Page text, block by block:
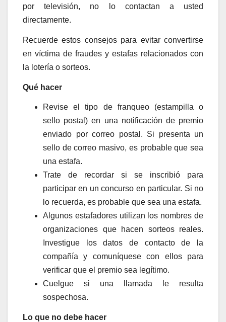
por televisión, no lo contactan a usted
directamente.
Recuerde estos consejos para evitar convertirse
en víctima de fraudes y estafas relacionados con
la lotería o sorteos.
Qué hacer
Revise el tipo de franqueo (estampilla o
sello postal) en una notificación de premio
enviado por correo postal. Si presenta un
sello de correo masivo, es probable que sea
una estafa.
Trate de recordar si se inscribió para
participar en un concurso en particular. Si no
lo recuerda, es probable que sea una estafa.
Algunos estafadores utilizan los nombres de
organizaciones que hacen sorteos reales.
Investigue los datos de contacto de la
compañía y comuníquese con ellos para
verificar que el premio sea legítimo.
Cuelgue si una llamada le resulta
sospechosa.
Lo que no debe hacer